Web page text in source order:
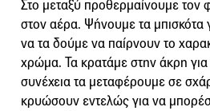
Στο μεταξύ προθερμαίνουμε τον
στον αέρα. Ψήνουμε τα μπισκότα
να τα δούμε να παίρνουν το
χρώμα. Τα κρατάμε στην άκρη για
συνέχεια τα μεταφέρουμε σε
κρυώσουν εντελώς για να